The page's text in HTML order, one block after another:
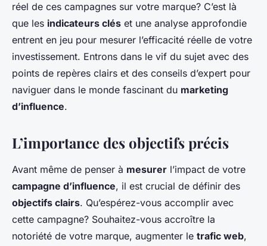
réel de ces campagnes sur votre marque? C’est là
que les indicateurs clés et une analyse approfondie
entrent en jeu pour mesurer l’efficacité réelle de votre
investissement. Entrons dans le vif du sujet avec des
points de repères clairs et des conseils d’expert pour
naviguer dans le monde fascinant du marketing
d’influence.
L’importance des objectifs précis
Avant même de penser à mesurer l’impact de votre
campagne d’influence, il est crucial de définir des
objectifs clairs. Qu’espérez-vous accomplir avec
cette campagne? Souhaitez-vous accroître la
notoriété de votre marque, augmenter le trafic web,